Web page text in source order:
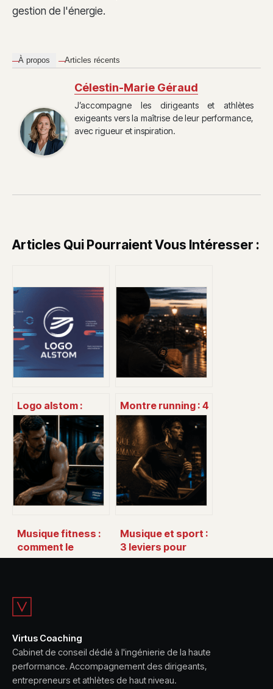
gestion de l'énergie.
À propos Articles récents
Célestin-Marie Géraud
J’accompagne les dirigeants et athlètes
exigeants vers la maîtrise de leur performance,
avec rigueur et inspiration.
Articles Qui Pourraient Vous Intéresser :
Logo alstom :
histoire, sens et
usages d’un
symbole industriel
Montre running : 4
critères
techniques pour
rentabiliser votre
investissement
Musique fitness :
comment le
rythme
physique ?
Musique et sport :
3 leviers pour
booster vos
Virtus Coaching
Cabinet de conseil dédié à l'ingénierie de la haute
performance. Accompagnement des dirigeants,
entrepreneurs et athlètes de haut niveau.